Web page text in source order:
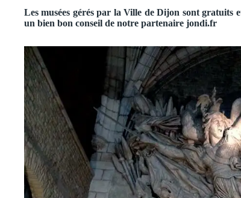
Les musées gérés par la Ville de Dijon sont gratuits
un bien bon conseil de notre partenaire jondi.fr